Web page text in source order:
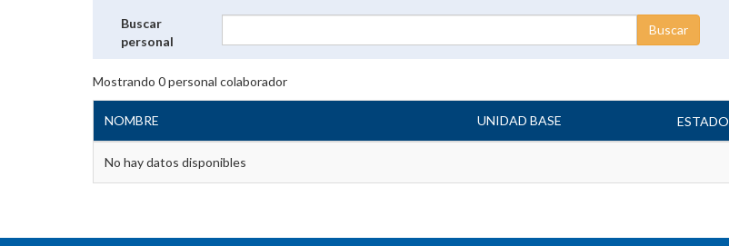
Buscar
personal
Mostrando 0personal colaborador
NOMBRE UNIDAD BASE ESTADO
No hay datos disponibles